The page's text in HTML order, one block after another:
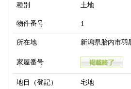
種別 土地
物件番号 1
所在地 新潟県胎内市羽
家屋番号
地目（登記） 宅地